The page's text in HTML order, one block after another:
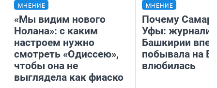
МНЕНИЕ
«Мы видим нового
Нолана»: с каким
настроем нужно
смотреть «Одиссею»,
чтобы она не
выглядела как фиаско
МНЕНИЕ
Почему
Уфы:
Башкирии
побывала на
влюбилась